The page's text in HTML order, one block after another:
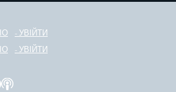
ІО
- УВІЙТИ
ІО - УВІЙТИ